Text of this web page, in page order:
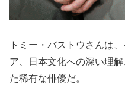
トミー・バストウさんは
ア、日本文化への深い理
た稀有な俳優だ。